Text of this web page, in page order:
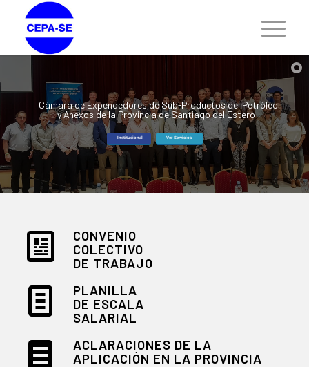
Cámara de Expendedores de Sub-Productos del Petróleo
y Anexos de la Provincia de Santiago del Estero
Institucional Ver Servicios
CONVENIO
COLECTIVO
DE TRABAJO
PLANILLA
DE ESCALA
SALARIAL
ACLARACIONES DE LA
APLICACIÓN EN LA PROVINCIA